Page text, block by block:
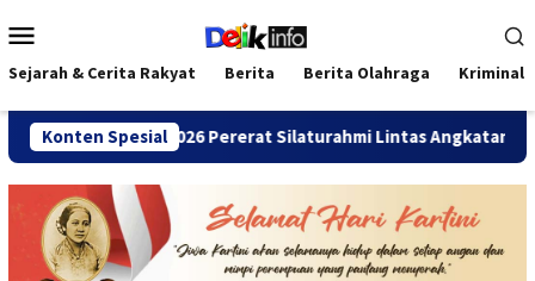
ke
kontenMobile
Sejarah & Cerita Rakyat Berita Berita Olahraga Kriminal
Konten Spesial
Bengkulu 2026 Pererat Silaturahmi Lintas Angkatan